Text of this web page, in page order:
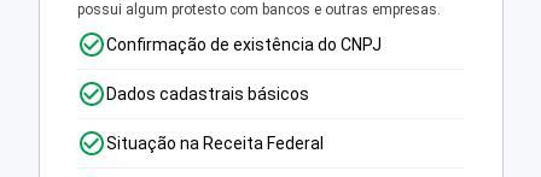
possui algum protesto com bancos e outras empresas.
Confirmação de existência do CNPJ
Dados cadastrais básicos
Situação na Receita Federal